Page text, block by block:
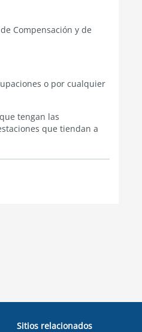
Compensación y de
o por cualquier
tengan las
que tiendan a
Sitios relacionados